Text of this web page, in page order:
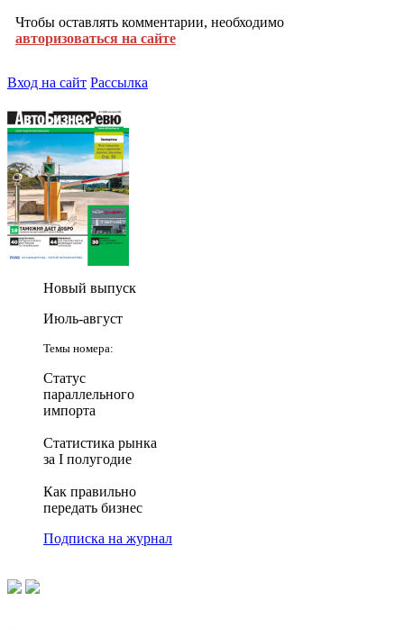
Чтобы оставлять комментарии, необходимо
авторизоваться на сайте
Вход на сайт Рассылка
Новый выпуск
Июль-август
Темы номера:
Статус
параллельного
импорта
Статистика рынка
за I полугодие
Как правильно
передать бизнес
Подписка на журнал